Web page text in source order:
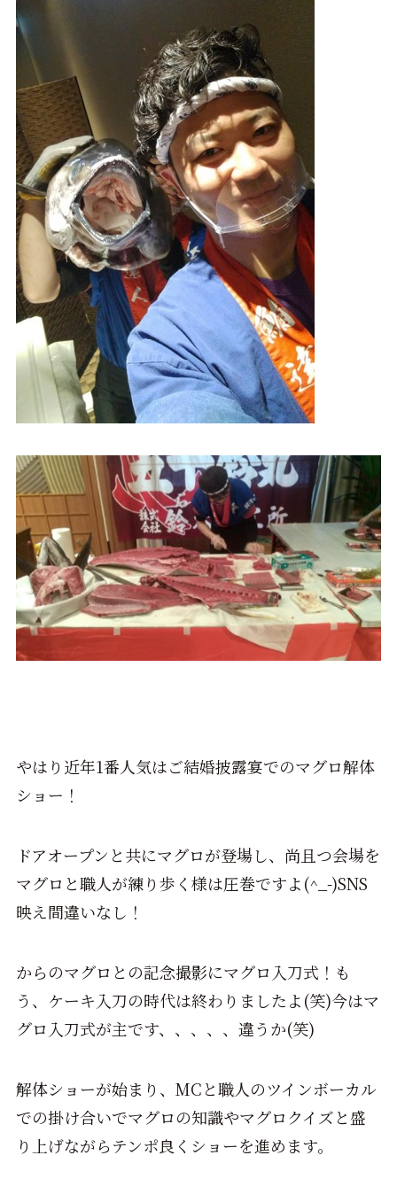
やはり近年1番人気はご結婚披露宴でのマグロ解体
ショー！
ドアオープンと共にマグロが登場し、尚且つ会場を
マグロと職人が練り歩く様は圧巻ですよ(^_-)SNS
映え間違いなし！
からのマグロとの記念撮影にマグロ入刀式！も
う、ケーキ入刀の時代は終わりましたよ(笑)今はマ
グロ入刀式が主です、、、、、違うか(笑)
解体ショーが始まり、MCと職人のツインボーカル
での掛け合いでマグロの知識やマグロクイズと盛
り上げながらテンポ良くショーを進めます。